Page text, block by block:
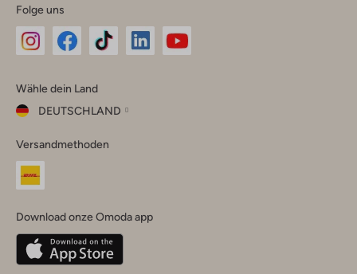
Folge uns
Instagram
Facebook
TikTok
Wähle dein Land
DEUTSCHLAND
dein
Land
Belgique(Français)
Deutschland
Versandmethoden
Download onze Omoda app